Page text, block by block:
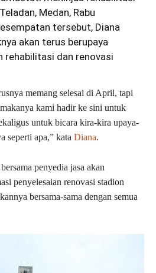
Medan, Rabu
tersebut, Diana
akan terus berupaya
rehabilitasi dan renovasi
memang selesai di April, tapi
kami hadir ke sini untuk
untuk bicara kira-kira upaya-
seperti apa,” kata Diana.
penyedia jasa akan
penyelesaian renovasi stadion
bersama-sama dengan semua